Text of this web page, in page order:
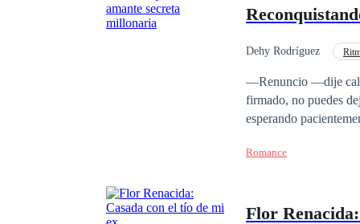
Dehy Rodríguez
—Renuncio —dije
firmado, no puedes dejarme. *** Julieta ha sido la amante secreta de un
esperando
circunstancias,
Romance
Flor